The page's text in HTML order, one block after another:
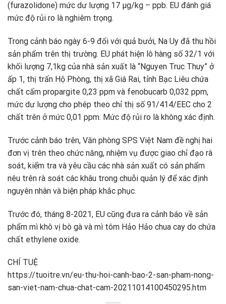
(furazolidone) mức dư lượng 17 µg/kg – ppb. EU đánh giá
mức độ rủi ro là nghiêm trọng.
Trong cảnh báo ngày 6-9 đối với quả bưởi, Na Uy đã thu hồi
sản phẩm trên thị trường. EU phát hiện lô hàng số 32/1 với
khối lượng 7,1kg của nhà sản xuất là “Nguyen Truc Thuy” ở
ấp 1, thị trấn Hộ Phòng, thị xã Giá Rai, tỉnh Bạc Liêu chứa
chất cấm propargite 0,23 ppm và fenobucarb 0,032 ppm,
mức dư lượng cho phép theo chỉ thị số 91/414/EEC cho 2
chất trên ở mức 0,01 ppm. Mức độ rủi ro là không xác định.
Trước cảnh báo trên, Văn phòng SPS Việt Nam đề nghị hai
đơn vị trên theo chức năng, nhiệm vụ được giao chỉ đạo rà
soát, kiểm tra và yêu cầu các nhà sản xuất có sản phẩm
nêu trên rà soát các khâu trong chuỗi quản lý để xác định
nguyên nhân và biện pháp khắc phục.
Trước đó, tháng 8-2021, EU cũng đưa ra cảnh báo về sản
phẩm mì khô vị bò gà và mì tôm Hảo Hảo chua cay do chứa
chất ethylene oxide.
CHÍ TUỆ
https://tuoitre.vn/eu-thu-hoi-canh-bao-2-san-pham-nong-
san-viet-nam-chua-chat-cam-20211014100450295.htm